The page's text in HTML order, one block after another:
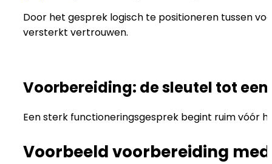
Door het gesprek logisch te positioneren tussen
versterkt vertrouwen.
Voorbereiding: de sleutel tot
Een sterk functioneringsgesprek begint ruim vóór
Voorbeeld voorbereiding